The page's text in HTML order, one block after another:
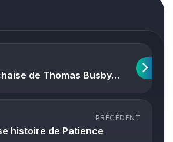
de Thomas Busby…
PRÉCÉDENT
histoire de Patience